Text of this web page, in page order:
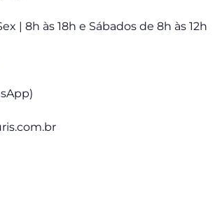
| 8h às 18h e Sábados de 8h às 12h